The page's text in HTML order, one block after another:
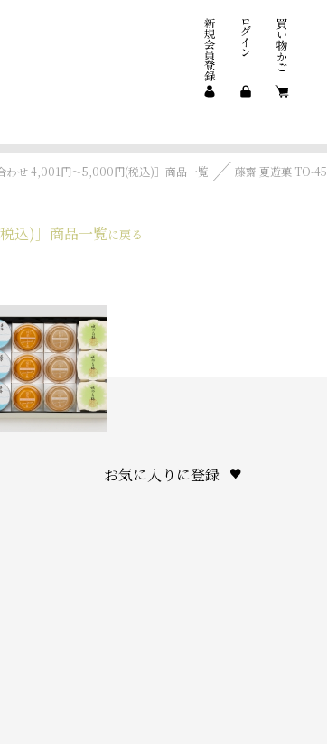
わせ 4,001円～5,000円(税込)］商品一覧 藤齋 夏遊菓 TO-45
込)］商品一覧に戻る
お気に入りに登録